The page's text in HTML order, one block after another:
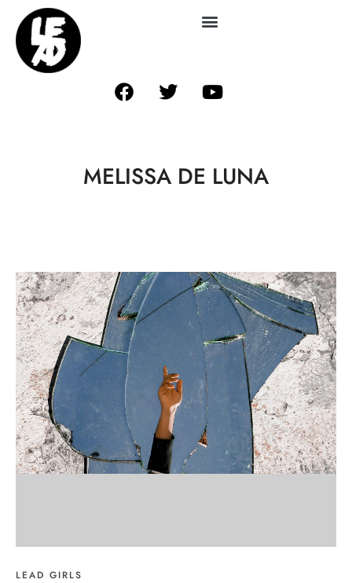
MELISSA DE LUNA
LEAD GIRLS